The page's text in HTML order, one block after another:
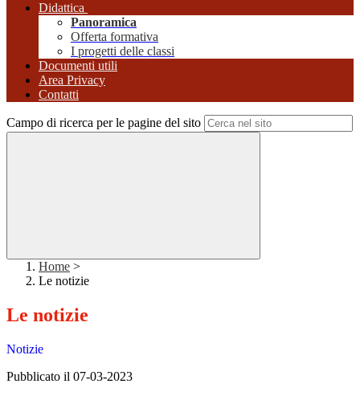
Didattica
Panoramica
Offerta formativa
I progetti delle classi
Documenti utili
Area Privacy
Contatti
Campo di ricerca per le pagine del sito
Home >
Le notizie
Le notizie
Notizie
Pubblicato il 07-03-2023